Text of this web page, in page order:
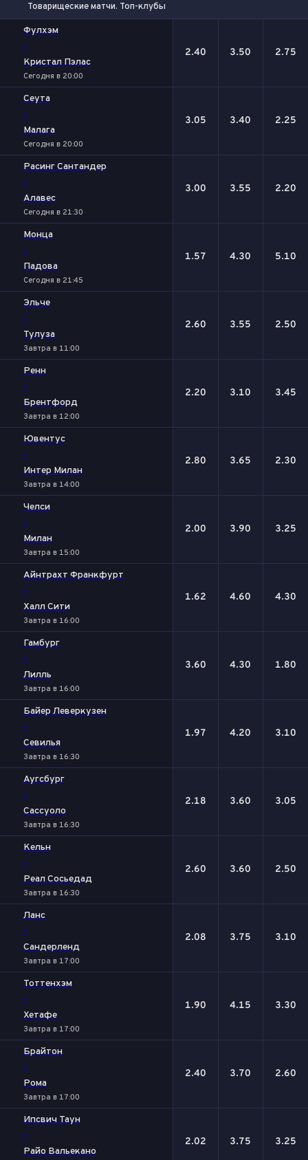
Товарищеские матчи. Топ-клубы
Фулхэм
-
Кристал Пэлас
Сегодня в 20:00
2.40 3.50 2.75
Сеута
-
Малага
Сегодня в 20:00
3.05 3.40 2.25
Расинг Сантандер
-
Алавес
Сегодня в 21:30
3.00 3.55 2.20
Монца
-
Падова
Сегодня в 21:45
1.57 4.30 5.10
Эльче
-
Тулуза
Завтра в 11:00
2.60 3.55 2.50
Ренн
-
Брентфорд
Завтра в 12:00
2.20 3.10 3.45
Ювентус
-
Интер Милан
Завтра в 14:00
2.80 3.65 2.30
Челси
-
Милан
Завтра в 15:00
2.00 3.90 3.25
Айнтрахт Франкфурт
-
Халл Сити
Завтра в 16:00
1.62 4.60 4.30
Гамбург
-
Лилль
Завтра в 16:00
3.60 4.30 1.80
Байер Леверкузен
-
Севилья
Завтра в 16:30
1.97 4.20 3.10
Аугсбург
-
Сассуоло
Завтра в 16:30
2.18 3.60 3.05
Кельн
-
Реал Сосьедад
Завтра в 16:30
2.60 3.60 2.50
Ланс
-
Сандерленд
Завтра в 17:00
2.08 3.75 3.10
Тоттенхэм
-
Хетафе
Завтра в 17:00
1.90 4.15 3.30
Брайтон
-
Рома
Завтра в 17:00
2.40 3.70 2.60
Ипсвич Таун
-
Райо Вальекано
2.02 3.75 3.25